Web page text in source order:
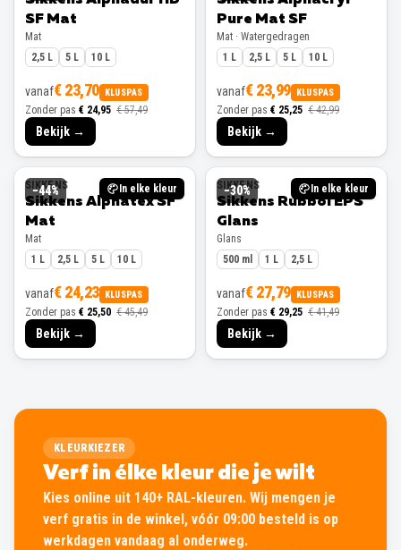
SF Mat
Mat
2,5 L
5 L 10 L
vanaf€ 23,70 KLUSPAS
Zonder pas € 24,95 € 57,49
Bekijk →
Pure Mat SF
Mat · Watergedragen
1 L
2,5 L 5 L 10 L
vanaf€ 23,99 KLUSPAS
Zonder pas € 25,25 € 42,99
Bekijk →
−44% In elke kleur
SIKKENS
Sikkens Alphatex SF
Mat
Mat
1 L
2,5 L 5 L 10 L
vanaf€ 24,23 KLUSPAS
Zonder pas € 25,50 € 45,49
Bekijk →
−30% In elke kleur
SIKKENS
Sikkens Rubbol EPS
Glans
Glans
500 ml
1 L 2,5 L
vanaf€ 27,79 KLUSPAS
Zonder pas € 29,25 € 41,49
Bekijk →
KLEURKIEZER
Verf in élke kleur die je wilt
Kies online uit 140+ RAL-kleuren. Wij mengen je
verf gratis in de winkel, vóór 09:00 besteld is op
werkdagen vandaag al onderweg.